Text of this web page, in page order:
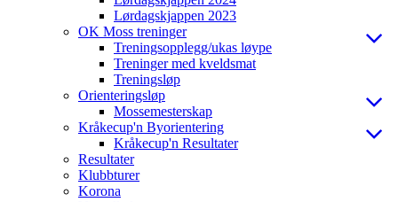
Lørdagskjappen 2023
OK Moss treninger
Treningsopplegg/ukas løype
Treninger med kveldsmat
Treningsløp
Orienteringsløp
Mossemesterskap
Kråkecup'n Byorientering
Kråkecup'n Resultater
Resultater
Klubbturer
Korona